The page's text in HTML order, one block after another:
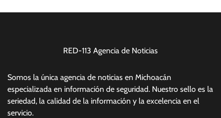
RED-113 Agencia de Noticias
Somos la única agencia de noticias en Michoacán
especializada en información de seguridad. Nuestro sello es la
seriedad, la calidad de la información y la excelencia en el
servicio.